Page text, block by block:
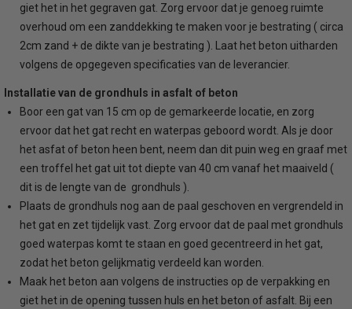
giet het in het gegraven gat. Zorg ervoor dat je genoeg ruimte
overhoud om een zanddekking te maken voor je bestrating ( circa
2cm zand + de dikte van je bestrating ). Laat het beton uitharden
volgens de opgegeven specificaties van de leverancier.
Installatie van de grondhuls in asfalt of beton
Boor een gat van 15 cm op de gemarkeerde locatie, en zorg
ervoor dat het gat recht en waterpas geboord wordt. Als je door
het asfat of beton heen bent, neem dan dit puin weg en graaf met
een troffel het gat uit tot diepte van 40 cm vanaf het maaiveld (
dit is de lengte van de grondhuls ).
Plaats de grondhuls nog aan de paal geschoven en vergrendeld in
het gat en zet tijdelijk vast. Zorg ervoor dat de paal met grondhuls
goed waterpas komt te staan en goed gecentreerd in het gat,
zodat het beton gelijkmatig verdeeld kan worden.
Maak het beton aan volgens de instructies op de verpakking en
giet het in de opening tussen huls en het beton of asfalt. Bij een